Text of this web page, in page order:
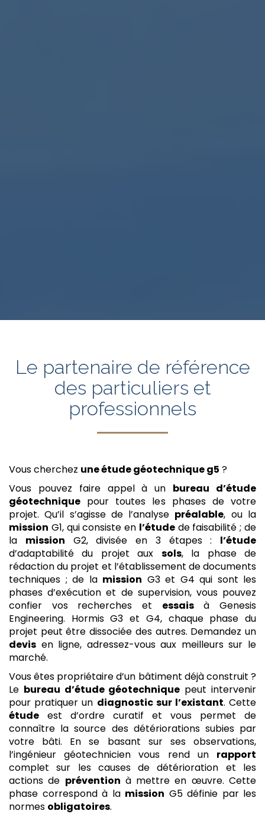
Le partenaire de référence
des particuliers et
professionnels
Vous cherchez une étude géotechnique g5 ?
Vous pouvez faire appel à un bureau d’étude
géotechnique pour toutes les phases de votre
projet. Qu’il s’agisse de l’analyse préalable, ou la
mission G1, qui consiste en l’étudede faisabilité ; de
la mission G2, divisée en 3 étapes : l’étude
d’adaptabilité du projet aux sols, la phase de
rédaction du projet et l’établissement de documents
techniques ; de la mission G3 et G4 qui sont les
phases d’exécution et de supervision, vous pouvez
confier vos recherches et essaisà Genesis
Engineering. Hormis G3 et G4, chaque phase du
projet peut être dissociée des autres. Demandez un
devis en ligne, adressez-vous aux meilleurs sur le
marché.
Vous êtes propriétaire d’un bâtiment déjà construit ?
Le bureau d’étude géotechnique peut intervenir
pour pratiquer un diagnostic sur l’existant. Cette
étude est d’ordre curatif et vous permet de
connaître la source des détériorations subies par
votre bâti. En se basant sur ses observations,
l’ingénieur géotechnicien vous rend un rapport
complet sur les causes de détérioration et les
actions de prévention à mettre en œuvre. Cette
phase correspond à la mission G5 définie par les
normes obligatoires.